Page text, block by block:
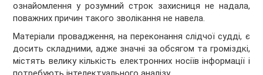
ознайомлення у розумний строк захисниця не надала,
поважних причин такого зволікання не навела.
Матеріали провадження, на переконання слідчої судді, є
досить складними, адже значні за обсягом та громіздкі,
містять велику кількість електронних носіїв інформації і